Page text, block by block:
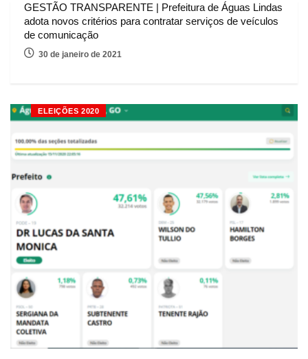
GESTÃO TRANSPARENTE | Prefeitura de Águas Lindas
adota novos critérios para contratar serviços de veículos
de comunicação
30 de janeiro de 2021
ELEIÇÕES 2020